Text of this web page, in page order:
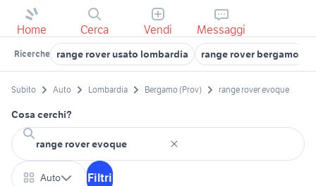
Home Cerca Vendi Messaggi
Ricerche range rover usato lombardia range rover bergamo
Subito Auto Lombardia Bergamo (Prov) range rover evoque
Cosa cerchi?
Auto Filtri